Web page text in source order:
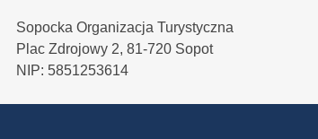
Sopocka Organizacja Turystyczna
Plac Zdrojowy 2, 81-720 Sopot
NIP: 5851253614